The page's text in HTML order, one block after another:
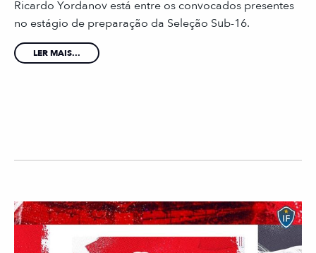
Ricardo Yordanov está entre os convocados presentes
no estágio de preparação da Seleção Sub-16.
LER MAIS...